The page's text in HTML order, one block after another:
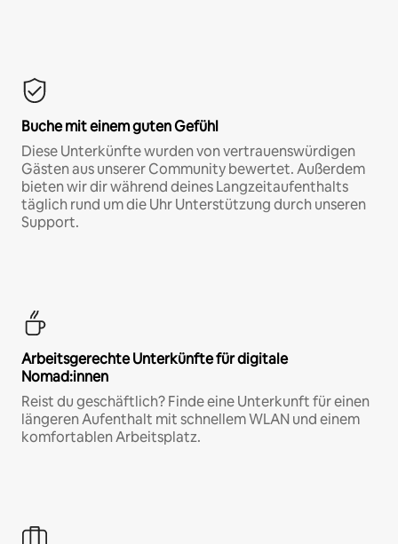
Buche mit einem guten Gefühl
Diese Unterkünfte wurden von vertrauenswürdigen
Gästen aus unserer Community bewertet. Außerdem
bieten wir dir während deines Langzeitaufenthalts
täglich rund um die Uhr Unterstützung durch unseren
Support.
Arbeitsgerechte Unterkünfte für digitale
Nomad:innen
Reist du geschäftlich? Finde eine Unterkunft für einen
längeren Aufenthalt mit schnellem WLAN und einem
komfortablen Arbeitsplatz.